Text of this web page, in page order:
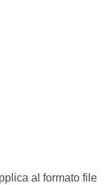
al formato file